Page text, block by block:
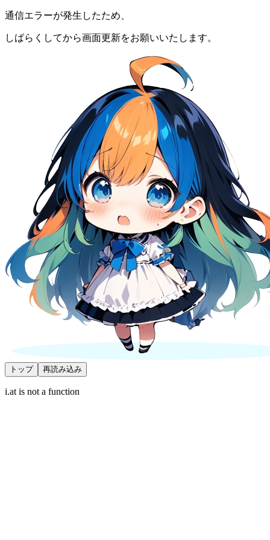
通信エラーが発生したため、
しばらくしてから画面更新をお願いいたします。
トップ 再読み込み
i.at is not a function